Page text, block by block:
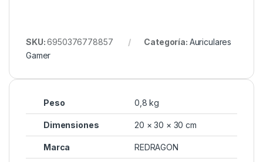
SKU:6950376778857 Categoría: Auriculares
Gamer
Peso 0,8 kg
Dimensiones 20 × 30 × 30 cm
Marca REDRAGON